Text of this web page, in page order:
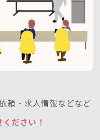
頼・求人情報などなど
ださい！